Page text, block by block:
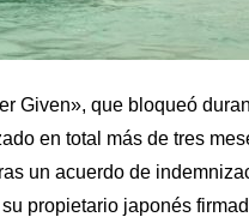
Given», que bloqueó
en total más de tres
un acuerdo de
propietario japonés